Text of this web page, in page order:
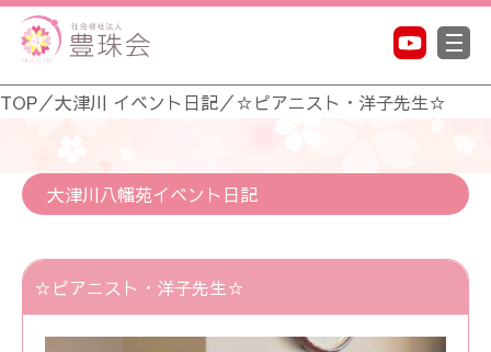
TOP／大津川 イベント日記／☆ピアニスト・洋子先生☆
大津川八幡苑イベント日記
☆ピアニスト・洋子先生☆